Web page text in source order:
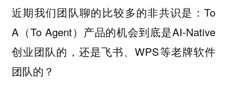
近期我们团队聊的比较多的非共识是：To
A（To Agent）产品的机会到底是AI-Native
创业团队的，还是飞书、WPS等老牌软件
团队的？